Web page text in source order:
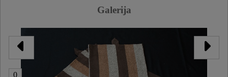
Galerija
0